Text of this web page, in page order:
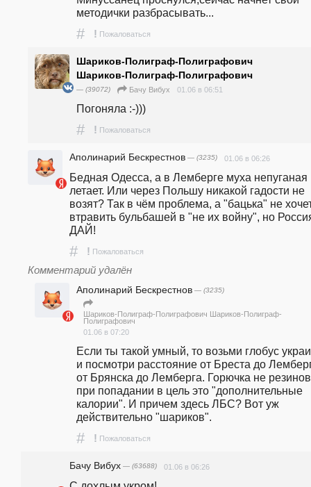
методички разбрасывать...
# ! Пожаловаться
Шариков-Полиграф-Полиграфович
Шариков-Полиграф-Полиграфович
— (39072) Бачу Вибух 01.06 в 06:51
Погоняла :-)))
# ! Пожаловаться
Аполинарий Бескрестнов — (3235) 01.06 в 06:26
Бедная Одесса, а в Лемберге муха непуганая
летает. Или через Польшу никакой гадости не
возят? Так в чём проблема, а "бацька" не
втравить бульбашей в "не их войну", но
ДАЙ!
# ! Пожаловаться
Комментарий удалён
Аполинарий Бескрестнов — (3235)
Шариков-Полиграф-Полиграфович Шариков-Полиграф-
Полиграфович
01.06 в 07:20
Если ты такой умный, то возьми глобус
и посмотри расстояние от Бреста до
от Брянска до Лемберга. Горючка не
при попадании в цель это "дополнительные
калории". И причем здесь ЛБС? Вот уж
действительно "шариков".
# ! Пожаловаться
Бачу Вибух — (63688) 01.06 в 06:26